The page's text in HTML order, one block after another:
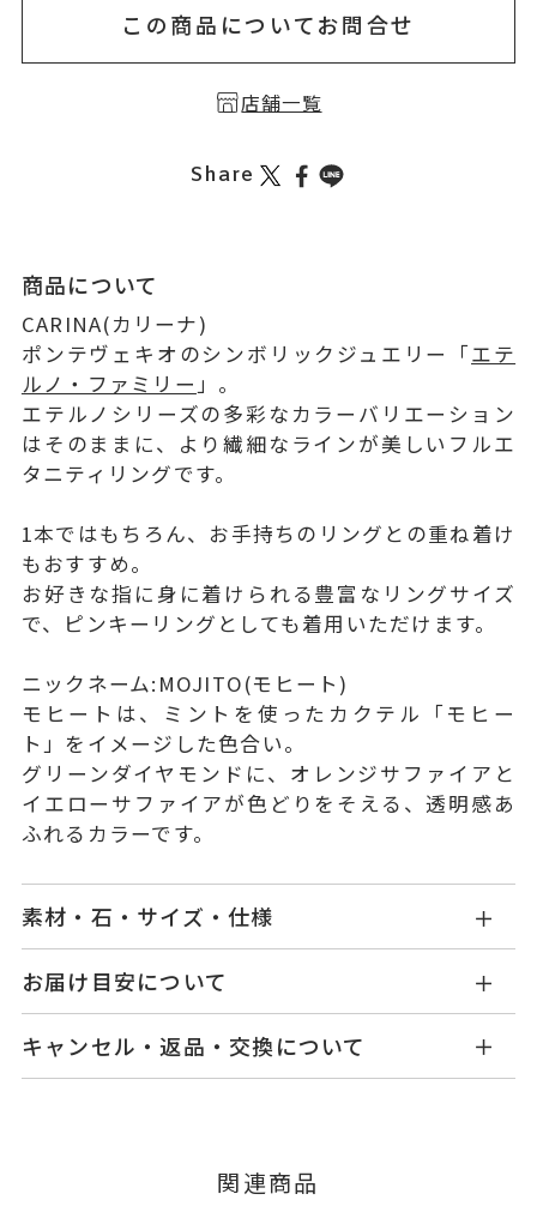
この商品についてお問合せ
店舗一覧
Share
商品について
CARINA(カリーナ)
ポンテヴェキオのシンボリックジュエリー「エテ
ルノ・ファミリー 」。
エテルノシリーズの多彩なカラーバリエーション
はそのままに、より繊細なラインが美しいフルエ
タニティリングです。
1本ではもちろん、お手持ちのリングとの重ね着け
もおすすめ。
お好きな指に身に着けられる豊富なリングサイズ
で、ピンキーリングとしても着用いただけます。
ニックネーム:MOJITO(モヒート)
モヒートは、ミントを使ったカクテル「モヒー
ト」をイメージした色合い。
グリーンダイヤモンドに、オレンジサファイアと
イエローサファイアが色どりをそえる、透明感あ
ふれるカラーです。
素材・石・サイズ・仕様
品番
GL0009R060GDYG
素材
K18イエローゴールド
石
グリーンダイヤモンド0.14ct
※こちらはサイズ#10の石目で
お届け目安について
せ。
ご注文およびご入金確認後、以下の日程にて発送
■お届け目安が「3営業日以内に発送」の商品
キャンセル・返品・交換について
ージの購入履歴一覧よりご注文状況をご確認いた
関連商品